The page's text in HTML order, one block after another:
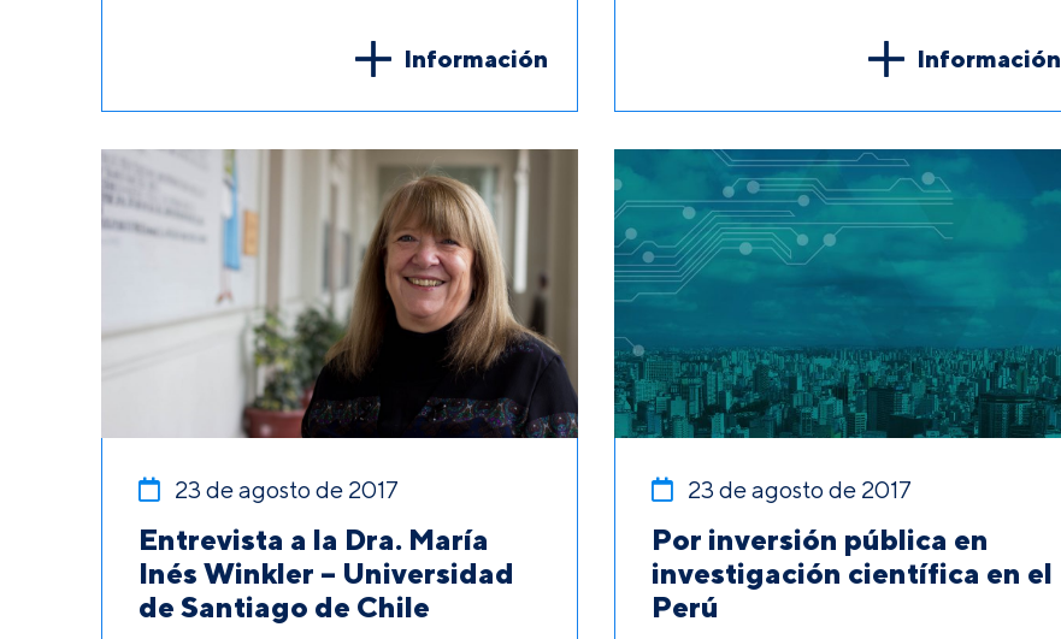
Información Información
23 de agosto de 2017
Entrevista a la Dra. María
Inés Winkler – Universidad
de Santiago de Chile
23 de agosto de 2017
Por inversión pública en
investigación científica en el
Perú